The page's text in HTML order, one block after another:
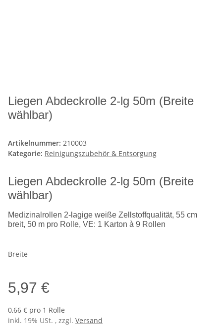
Liegen Abdeckrolle 2-lg 50m (Breite
wählbar)
Artikelnummer: 210003
Kategorie: Reinigungszubehör & Entsorgung
Liegen Abdeckrolle 2-lg 50m (Breite
wählbar)
Medizinalrollen 2-lagige weiße Zellstoffqualität, 55 cm
breit, 50 m pro Rolle, VE: 1 Karton à 9 Rollen
Breite
5,97 €
0,66 € pro 1 Rolle
inkl. 19% USt. , zzgl. Versand